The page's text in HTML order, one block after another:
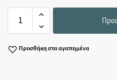
Προσθήκη στα αγαπημένα